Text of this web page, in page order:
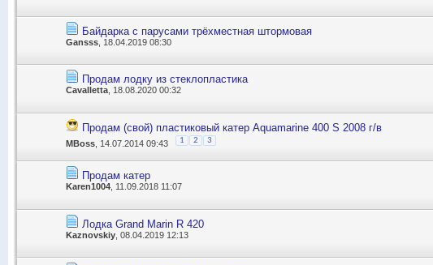
Байдарка с парусами трёхместная штормовая
Gansss , 18.04.2019 08:30
Продам лодку из стеклопластика
Cavalletta , 18.08.2020 00:32
Продам (свой) пластиковый катер Aquamarine 400 S 2008 г/в
MBoss , 14.07.2014 09:43 1 2 3
Продам катер
Karen1004 , 11.09.2018 11:07
Лодка Grand Marin R 420
Kaznovskiy , 08.04.2019 12:13